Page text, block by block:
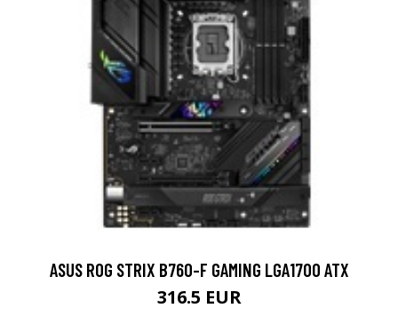
ASUS ROG STRIX B760-F GAMING LGA1700 ATX
316.5 EUR